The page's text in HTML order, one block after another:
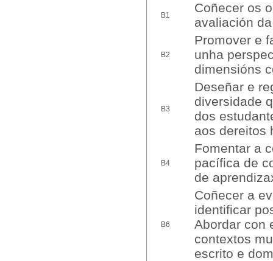
B1
Coñecer os
avaliación
B2
Promover e
unha
dimensións
B3
Deseñar e
diversidade
dos
aos dereitos
B4
Fomentar a
pacífica de
de
B6
Coñecer a
identificar
Abordar con
contextos
escrito e